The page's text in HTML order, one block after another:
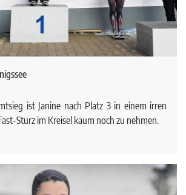
ist Janine nach Platz 3 in einem irren
Sturz im Kreisel kaum noch zu nehmen.